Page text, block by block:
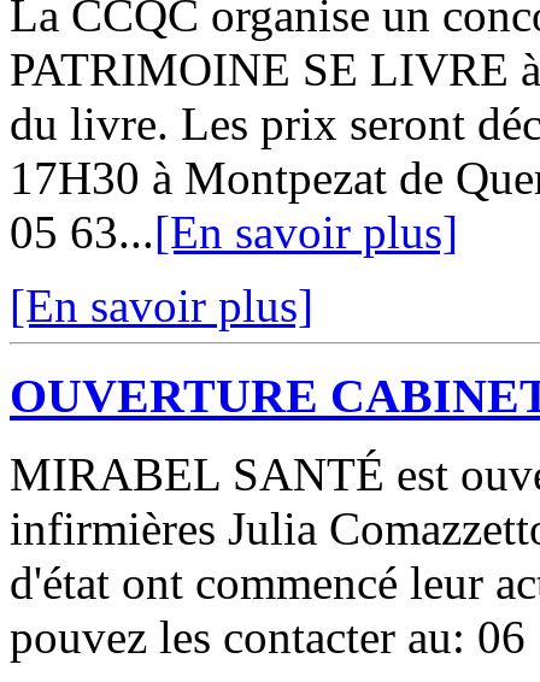
La CCQC organise un
PATRIMOINE SE LIVRE
du livre. Les prix seront
17H30 à Montpezat de
05 63...[En savoir plus]
[En savoir plus]
OUVERTURE
MIRABEL SANTÉ est
infirmières Julia
d'état ont commencé leur
pouvez les contacter au: